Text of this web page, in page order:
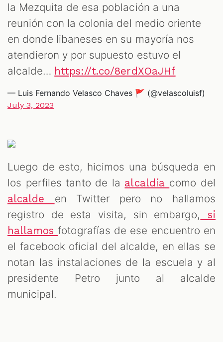
la Mezquita de esa población a una
reunión con la colonia del medio oriente
en donde libaneses en su mayoría nos
atendieron y por supuesto estuvo el
alcalde… https://t.co/8erdXOaJHf
— Luis Fernando Velasco Chaves 🚩 (@velascoluisf)
July 3, 2023
Luego de esto, hicimos una búsqueda en
los perfiles tanto de la alcaldía como del
alcalde en Twitter pero no hallamos
registro de esta visita, sin embargo,
si
hallamosfotografías de ese encuentro en
el facebook oficial del alcalde, en ellas se
notan las instalaciones de la escuela y al
presidente Petro junto al alcalde
municipal.